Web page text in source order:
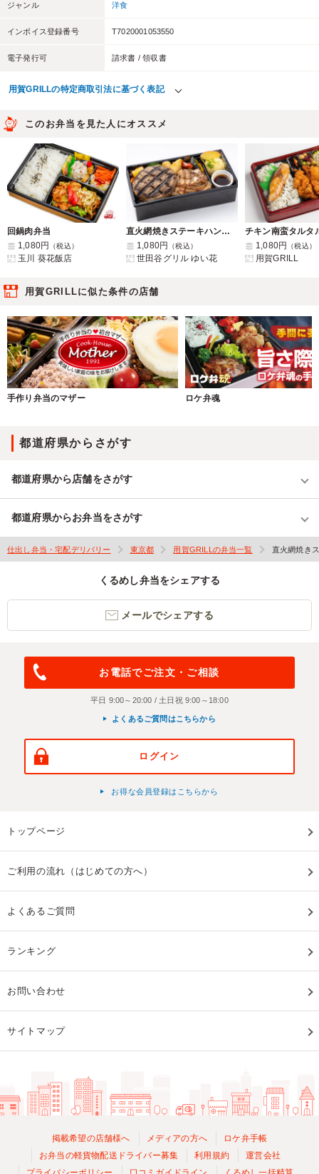
ジャンル 洋食
インボイス登録番号 T7020001053550
電子発行可 請求書 / 領収書
用賀GRILLの特定商取引法に基づく表記
このお弁当を見た人にオススメ
回鍋肉弁当
1,080円
（税込）
玉川 葵花飯店
直火網焼きステーキハンバーグ&グリル・ド・チキン コラボ重
1,080円
（税込）
世田谷グリル ゆい花
1,080円 （税込）
用賀GRILL
用賀GRILLに似た条件の店舗
手作り弁当のマザー ロケ弁魂
都道府県からさがす
都道府県から店舗をさがす
都道府県からお弁当をさがす
仕出し弁当・宅配デリバリー 東京都 用賀GRILLの弁当一覧 直火網焼き
くるめし弁当をシェアする
メールでシェアする
お電話でご注文・ご相談
平日 9:00～20:00 / 土日祝 9:00～18:00
よくあるご質問はこちらから
ログイン
お得な会員登録はこちらから
トップページ
ご利用の流れ（はじめての方へ）
よくあるご質問
ランキング
お問い合わせ
サイトマップ
掲載希望の店舗様へ メディアの方へ
ロケ弁手帳
お弁当の軽貨物配送ドライバー募集
利用規約
運営会社